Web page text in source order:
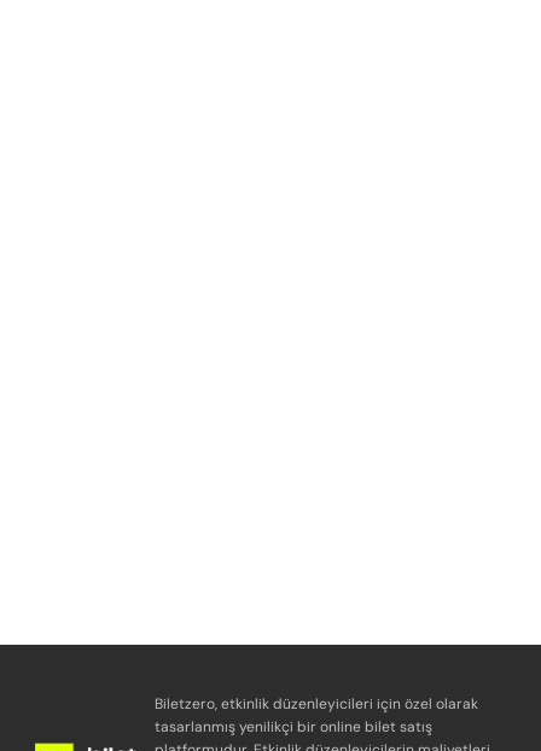
Biletzero, etkinlik düzenleyicileri için özel olarak
tasarlanmış yenilikçi bir online bilet satış